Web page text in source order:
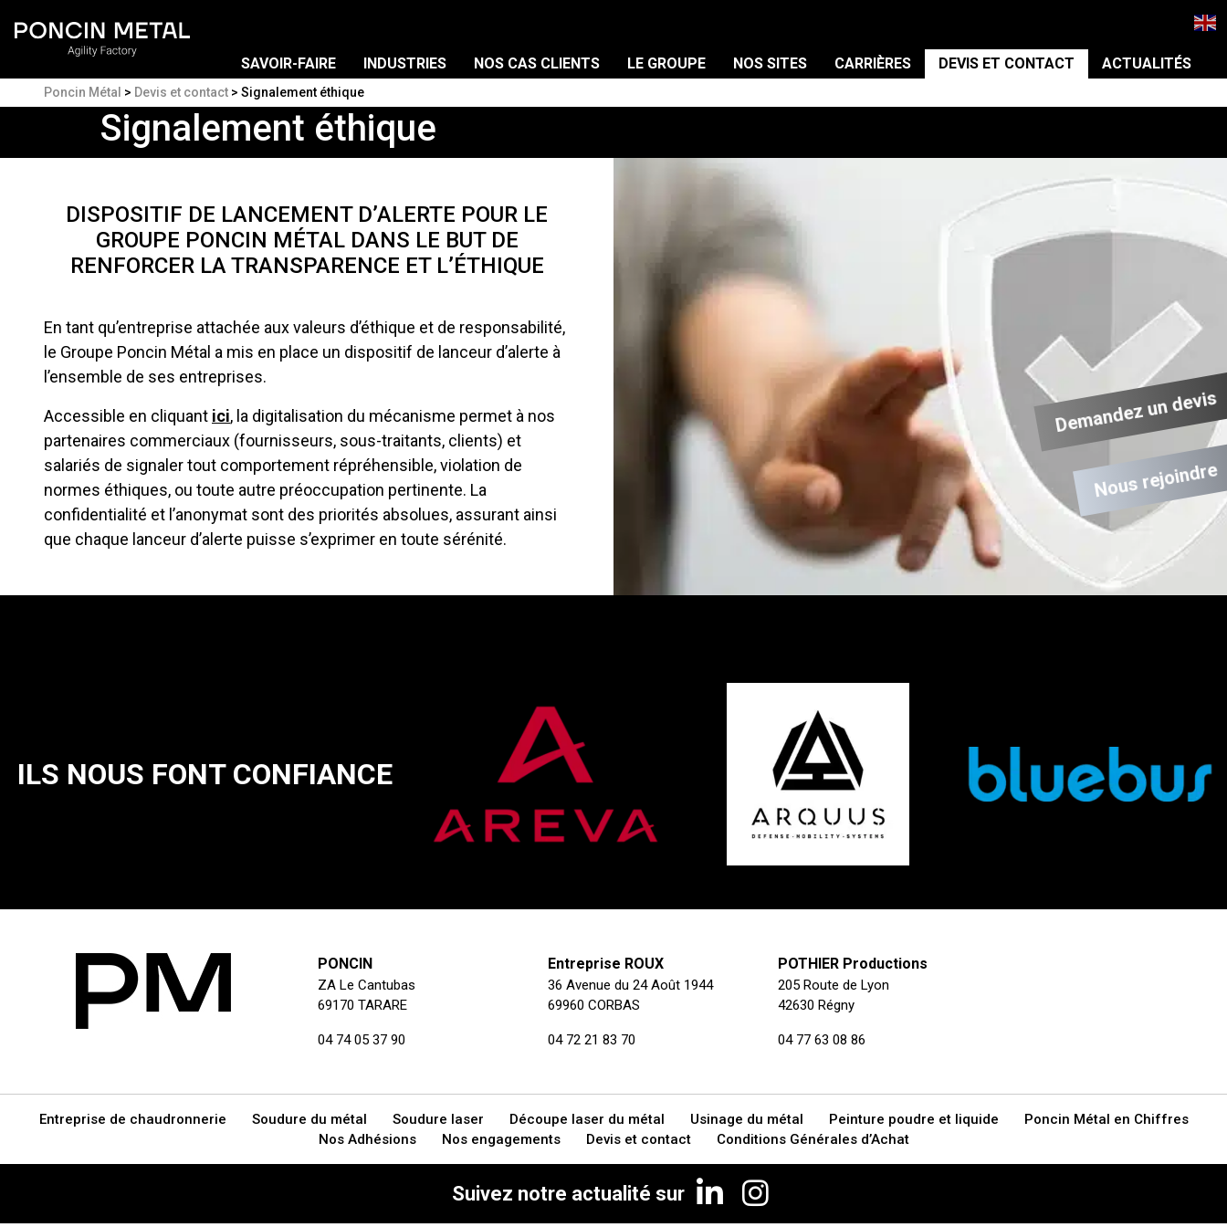
Demandez un devis
Nous rejoindre
SAVOIR-FAIRE INDUSTRIES NOS CAS CLIENTS LE GROUPE NOS SITES CARRIÈRES DEVIS ET CONTACT ACTUALITÉS
Poncin Métal > Devis et contact > Signalement éthique
Signalement éthique
DISPOSITIF DE LANCEMENT D’ALERTE POUR LE
GROUPE PONCIN MÉTAL DANS LE BUT DE
RENFORCER LA TRANSPARENCE ET L’ÉTHIQUE
En tant qu’entreprise attachée aux valeurs d’éthique et de responsabilité,
le Groupe Poncin Métal a mis en place un dispositif de lanceur d’alerte à
l’ensemble de ses entreprises.
Accessible en cliquant ici, la digitalisation du mécanisme permet à nos
partenaires commerciaux (fournisseurs, sous-traitants, clients) et
salariés de signaler tout comportement répréhensible, violation de
normes éthiques, ou toute autre préoccupation pertinente. La
confidentialité et l’anonymat sont des priorités absolues, assurant ainsi
que chaque lanceur d’alerte puisse s’exprimer en toute sérénité.
ILS NOUS FONT CONFIANCE
PONCIN
ZA Le Cantubas
69170 TARARE
04 74 05 37 90
Entreprise ROUX
36 Avenue du 24 Août 1944
69960 CORBAS
04 72 21 83 70
POTHIER Productions
205 Route de Lyon
42630 Régny
04 77 63 08 86
Entreprise de chaudronnerie Soudure du métal Soudure laser Découpe laser du métal Usinage du métal Peinture poudre et liquide
Poncin Métal en Chiffres
Nos Adhésions
Nos engagements Devis et contact Conditions Générales d’Achat
Suivez notre actualité sur